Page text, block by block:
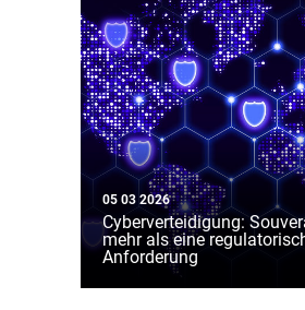
05 03 2026
Cyberverteidigung:
mehr als eine
Anforderung